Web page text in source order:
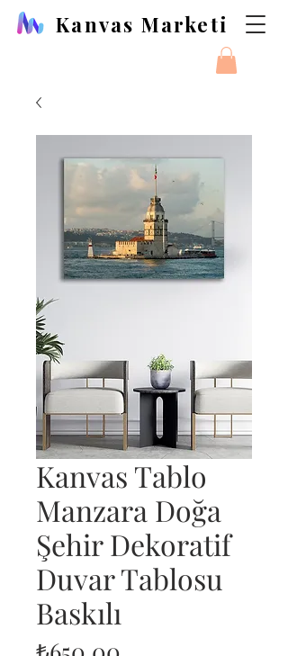
Kanvas Marketi
Kanvas Tablo
Manzara Doğa
Şehir Dekoratif
Duvar Tablosu
Baskılı